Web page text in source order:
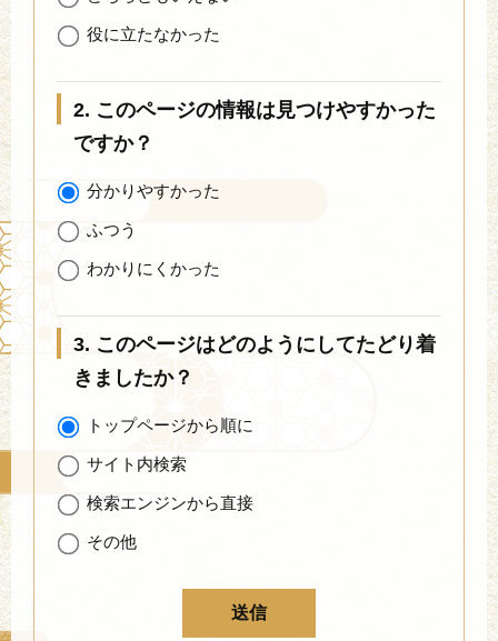
役に立たなかった
2. このページの情報は見つけやすかった
ですか？
分かりやすかった
ふつう
わかりにくかった
3. このページはどのようにしてたどり着
きましたか？
トップページから順に
サイト内検索
検索エンジンから直接
その他